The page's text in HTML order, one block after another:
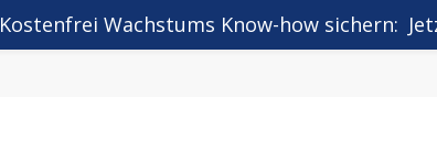
Kostenfrei Wachstums Know-how sichern: